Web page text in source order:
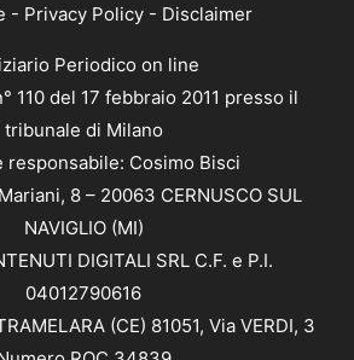
- Privacy Policy- Disclaimer
Periodico on line
110 del 17 febbraio 2011 presso il
tribunale di Milano
responsabile: Cosimo Bisci
8 – 20063 CERNUSCO SUL
NAVIGLIO (MI)
DIGITALI SRL C.F. e P.I.
04012790616
(CE) 81051, Via VERDI, 3